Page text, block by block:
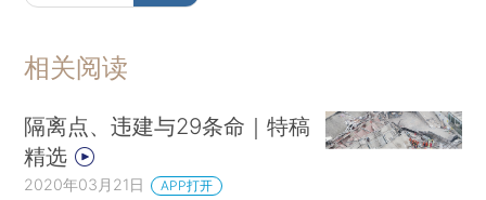
相关阅读
隔离点、违建与29条命｜特稿
精选
2020年03月21日 APP打开